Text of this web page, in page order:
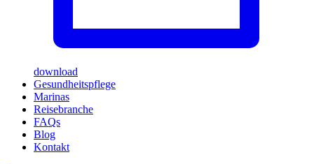
download
Gesundheitspflege
Marinas
Reisebranche
FAQs
Blog
Kontakt